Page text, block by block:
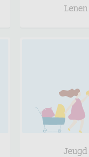
Lenen
Jeugd